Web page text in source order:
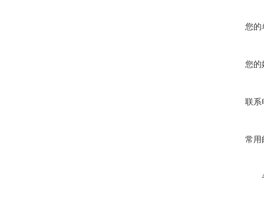
您的
您的
联系
常用